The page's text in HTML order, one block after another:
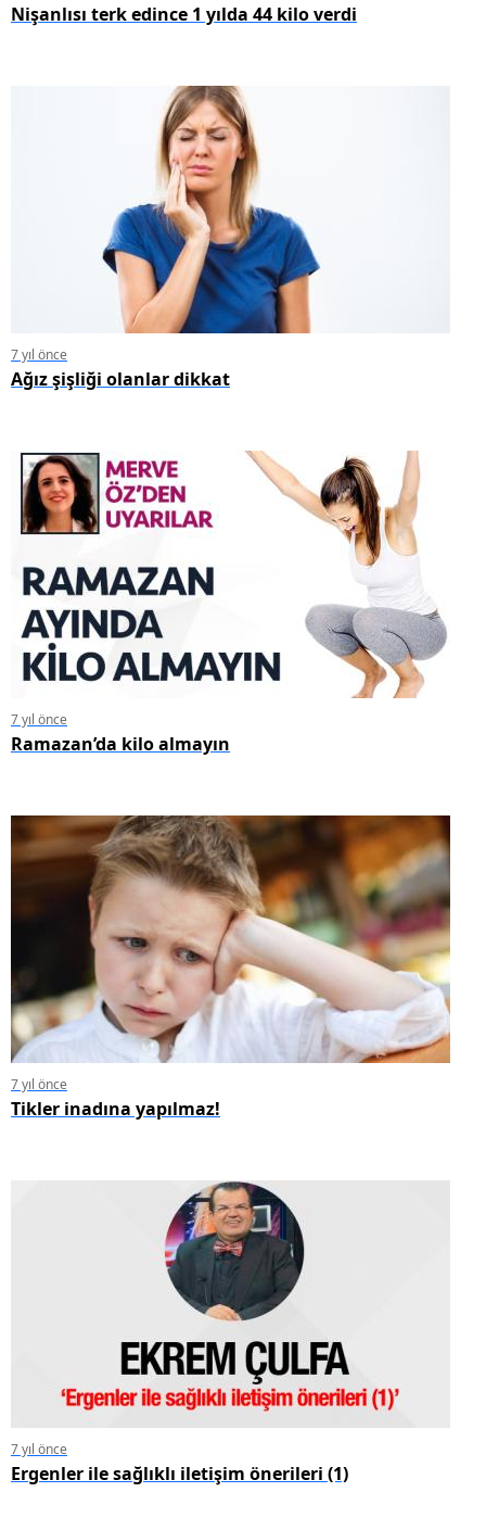
Nişanlısı terk edince 1 yılda 44 kilo verdi
7 yıl önce
Ağız şişliği olanlar dikkat
7 yıl önce
Ramazan’da kilo almayın
7 yıl önce
Tikler inadına yapılmaz!
7 yıl önce
Ergenler ile sağlıklı iletişim önerileri (1)